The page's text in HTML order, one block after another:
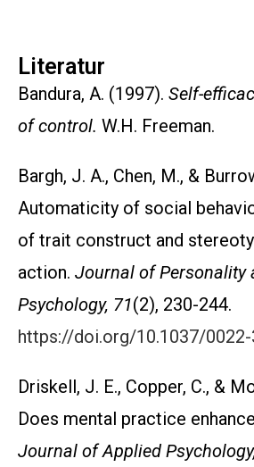
Literatur
Bandura, A. (1997). Self-
of control. W.H. Freeman.
Bargh, J. A., Chen, M., &
Automaticity of social
of trait construct and
action. Journal of Personality
Psychology, 71(2), 230-244.
https://doi.org/10.1037/0022-
Driskell, J. E., Copper, C., &
Does mental practice
Journal of Applied